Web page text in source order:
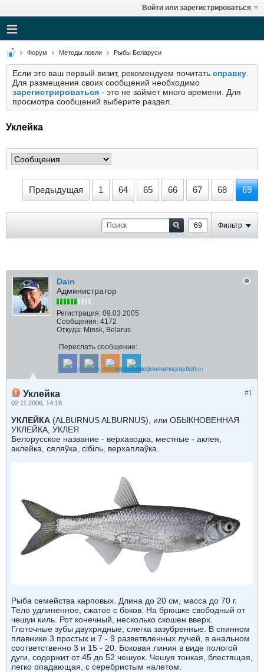
Войти или зарегистрироваться
Форум Методы ловли Рыбы Беларуси
Если это ваш первый визит, рекомендуем почитать справку
Для размещения своих сообщений необходимо
зарегистрироваться - это не займет много времени. Для
просмотра сообщений выберите раздел.
Уклейка
Предыдущая 1 64 65 66 67 68 69
Фильтр
Dain
Администратор
Регистрация: 09.03.2005
Сообщения: 4172
Откуда: Minsk, Belarus
Переслать сообщение:
#1
Уклейка
02.11.2006, 14:18
УКЛЕЙКА (ALBURNUS ALBURNUS), или ОБЫКНОВЕННАЯ
УКЛЕЙКА, УКЛЕЯ
Белорусское название - верхаводка, местные - аклея,
аклейка, сяляўка, сiбiль, верхаплаўка.
Рыба семейства карповых. Длина до 20 см, масса до 70 г.
Тело удлиненное, сжатое с боков. На брюшке свободный от
чешуи киль. Рот конечный, несколько скошен вверх.
Глоточные зубы двухрядные, слегка зазубренные. В спинном
плавнике 3 простых и 7 - 9 разветвленных лучей, в анальном
соответственно 3 и 15 - 20. Боковая линия в виде пологой
дуги, содержит от 45 до 52 чешуек. Чешуя тонкая, блестящая,
легко опадающая, с серебристым налетом.